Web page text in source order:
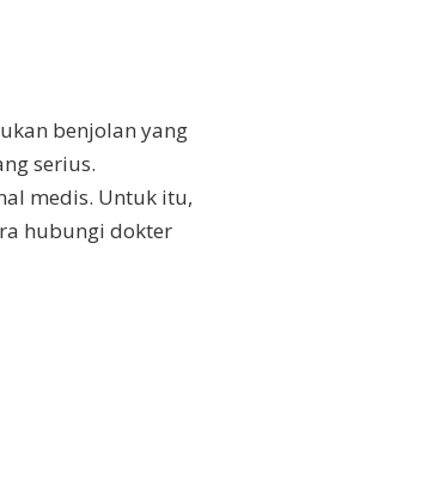
benjolan yang
serius.
medis. Untuk itu,
hubungi dokter